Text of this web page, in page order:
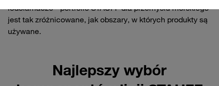
lodołamacze - portfolio STAUFF dla przemysłu morskiego
jest tak zróżnicowane, jak obszary, w których produkty są
używane.
Najlepszy wybór